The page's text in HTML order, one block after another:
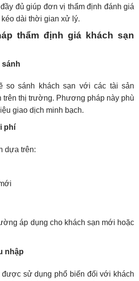
đủ giúp đơn vị thẩm định đánh giá
dài thời gian xử lý.
thẩm định giá khách sạn
sánh
so sánh khách sạn với các tài sản
thị trường. Phương pháp này phù
giao dịch minh bạch.
phí
dựa trên:
áp dụng cho khách sạn mới hoặc
nhập
sử dụng phổ biến đối với khách